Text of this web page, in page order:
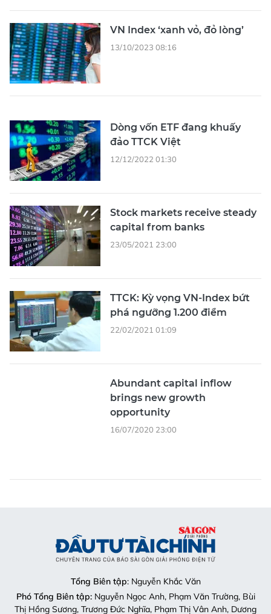
VN Index ‘xanh vỏ, đỏ lòng’
13/10/2023 08:16
Dòng vốn ETF đang khuấy
đảo TTCK Việt
12/12/2022 01:30
Stock markets receive steady
capital from banks
23/05/2021 23:00
TTCK: Kỳ vọng VN-Index bứt
phá ngưỡng 1.200 điểm
22/02/2021 01:09
Abundant capital inflow
brings new growth
opportunity
16/07/2020 23:00
Tổng Biên tập: Nguyễn Khắc Văn
Phó Tổng Biên tập:Nguyễn Ngọc Anh, Phạm Văn Trường, Bùi
Thị Hồng Sương, Trương Đức Nghĩa, Phạm Thị Vân Anh, Dương